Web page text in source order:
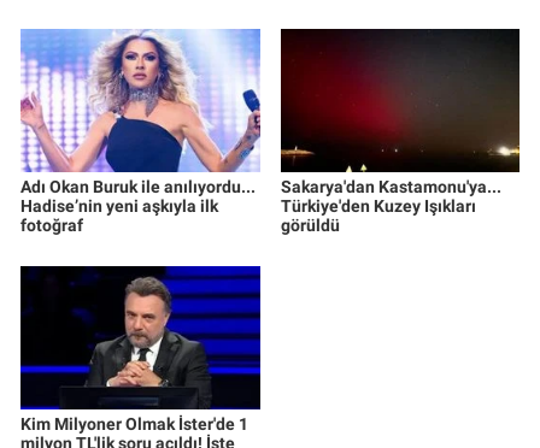
Adı Okan Buruk ile anılıyordu...
Hadise’nin yeni aşkıyla ilk
fotoğraf
Sakarya'dan Kastamonu'ya...
Türkiye'den Kuzey Işıkları
görüldü
Kim Milyoner Olmak İster'de 1
milyon TL'lik soru açıldı! İşte